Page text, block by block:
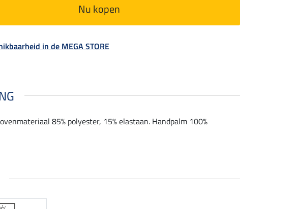
Nu kopen
in de MEGA STORE
85% polyester, 15% elastaan. Handpalm 100%